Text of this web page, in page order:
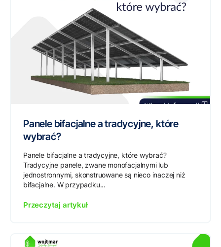
Panele bifacjalne a tradycyjne, które
wybrać?
Panele bifacjalne a tradycyjne, które wybrać?
Tradycyjne panele, zwane monofacjalnymi lub
jednostronnymi, skonstruowane są nieco inaczej niż
bifacjalne. W przypadku...
Przeczytaj artykuł